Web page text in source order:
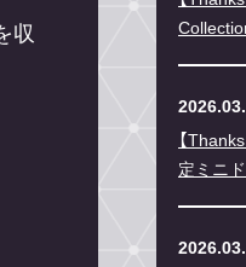
収
【
定ミニ